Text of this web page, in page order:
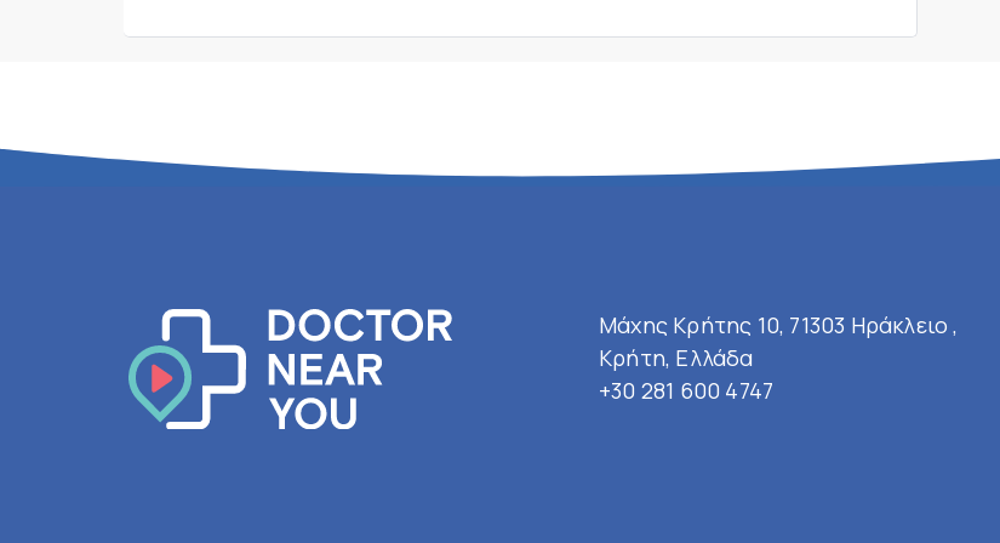
Μάχης Κρήτης 10, 71303 Ηράκλειο ,
Κρήτη, Ελλάδα
+30 281 600 4747